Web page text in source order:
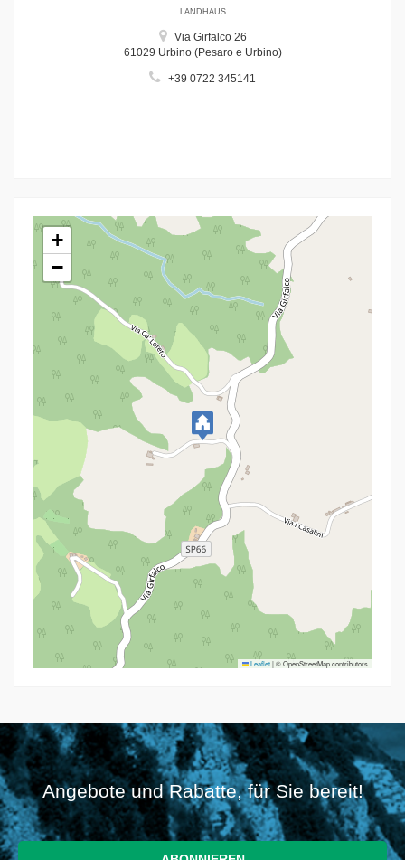
LANDHAUS
Via Girfalco 26
61029 Urbino (Pesaro e Urbino)
+39 0722 345141
+
−
Leaflet|© OpenStreetMap contributors
Angebote und Rabatte, für Sie bereit!